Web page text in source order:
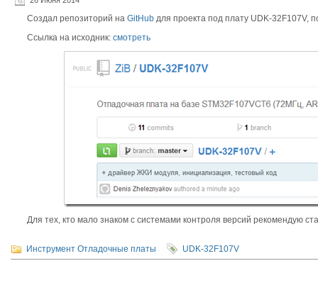
Создал репозиторий на GitHub для проекта под плату UDK-32F107V,
Ссылка на исходник: смотреть
Для тех, кто мало знаком с системами контроля версий рекомендую
Инструмент Отладочные платы UDK-32F107V